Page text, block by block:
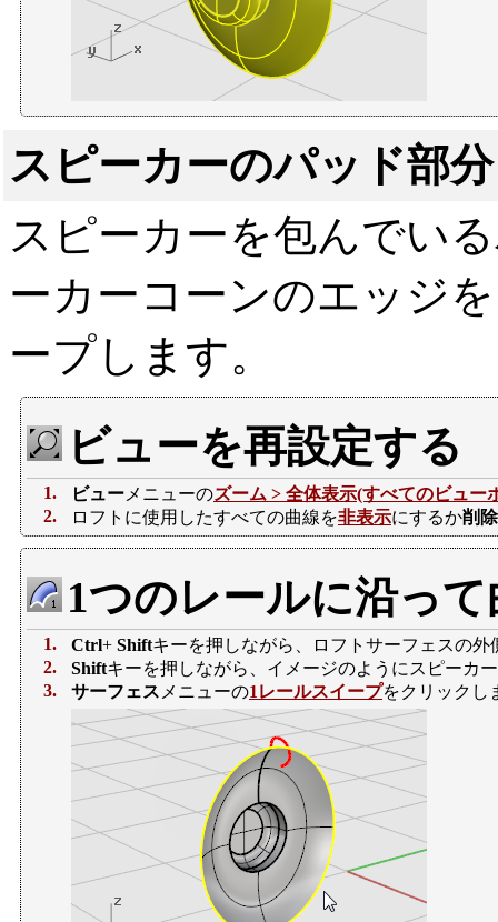
スピーカーのパッド部
スピーカーを包んでい
ーカーコーンのエッジ
ープします。
ビューを再設定する
1. ビュー メニューのズーム > 全体表示(すべてのビュー
2.
ロフトに使用したすべての曲線を非表示にするか削除
1つのレールに沿っ
1. Ctrl+ Shiftキーを押しながら、ロフトサーフェスの
2.
Shiftキーを押しながら、イメージのようにスピーカ
3.
サーフェス メニューの1レールスイープをクリックし